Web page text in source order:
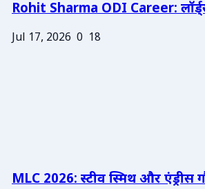
Rohit Sharma ODI Career:
Jul 17, 2026 0 18
MLC 2026: स्टीव स्मिथ और एंड्रीस